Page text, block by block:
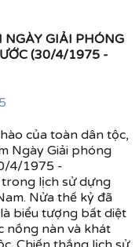
GIẢI PHÓNG
(30/4/1975 -
của toàn dân tộc,
Ngày Giải phóng
4/1975 -
lịch sử dựng
Nửa thế kỷ đã
biểu tượng bất diệt
nồng nàn và khát